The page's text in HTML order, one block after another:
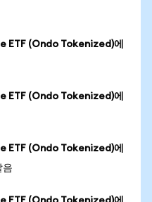
ETF (Ondo Tokenized)에
ETF (Ondo Tokenized)에
ETF (Ondo Tokenized)에
음